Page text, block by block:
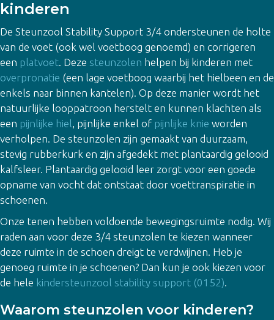
kinderen
De Steunzool Stability Support 3/4 ondersteunen de holte
van de voet (ook wel voetboog genoemd) en corrigeren
een platvoet. Deze steunzolen helpen bij kinderen met
overpronatie (een lage voetboog waarbij het hielbeen en de
enkels naar binnen kantelen). Op deze manier wordt het
natuurlijke looppatroon herstelt en kunnen klachten als
een pijnlijke hiel , pijnlijke enkel of pijnlijke knie worden
verholpen. De steunzolen zijn gemaakt van duurzaam,
stevig rubberkurk en zijn afgedekt met plantaardig gelooid
kalfsleer. Plantaardig gelooid leer zorgt voor een goede
opname van vocht dat ontstaat door voettranspiratie in
schoenen.
Onze tenen hebben voldoende bewegingsruimte nodig. Wij
raden aan voor deze 3/4 steunzolen te kiezen wanneer
deze ruimte in de schoen dreigt te verdwijnen. Heb je
genoeg ruimte in je schoenen? Dan kun je ook kiezen voor
de hele kindersteunzool stability support (0152).
Waarom steunzolen voor kinderen?